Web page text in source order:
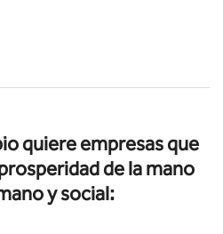
quiere empresas que
de la mano
y social: